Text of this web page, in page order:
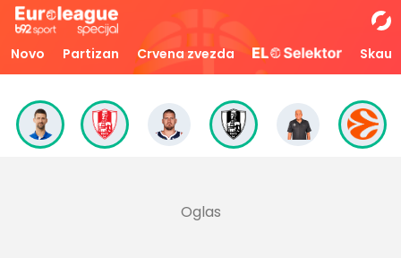
Novo Partizan Crvena zvezda Skaut